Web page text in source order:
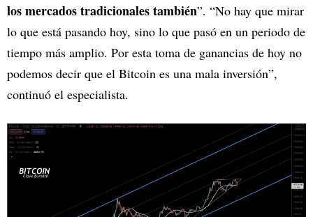
los mercados tradicionales también”. “No hay que mirar
lo que está pasando hoy, sino lo que pasó en un periodo de
tiempo más amplio. Por esta toma de ganancias de hoy no
podemos decir que el Bitcoin es una mala inversión”,
continuó el especialista.